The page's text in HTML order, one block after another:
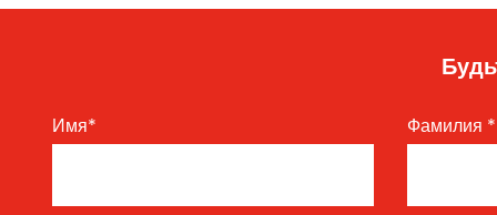
Имя* Фамилия *